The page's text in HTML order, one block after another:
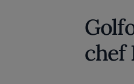
chef